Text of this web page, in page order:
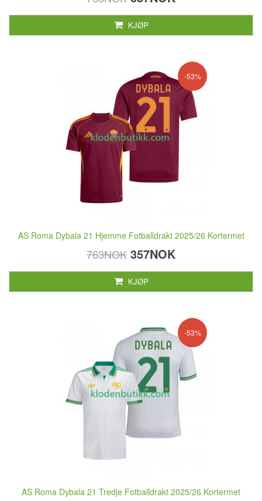
KJØP
-53%
AS Roma Dybala 21 Hjemme Fotballdrakt 2025/26 Kortermet
763NOK 357NOK
KJØP
-53%
AS Roma Dybala 21 Tredje Fotballdrakt 2025/26 Kortermet